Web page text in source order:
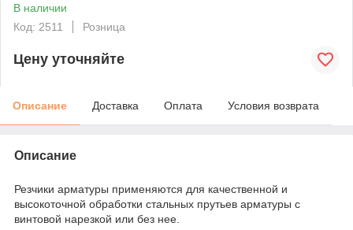
В наличии
Код: 2511
Розница
Цену уточняйте
Описание Доставка Оплата Условия возврата
Описание
Резчики арматуры применяются для качественной и
высокоточной обработки стальных прутьев арматуры с
винтовой нарезкой или без нее.